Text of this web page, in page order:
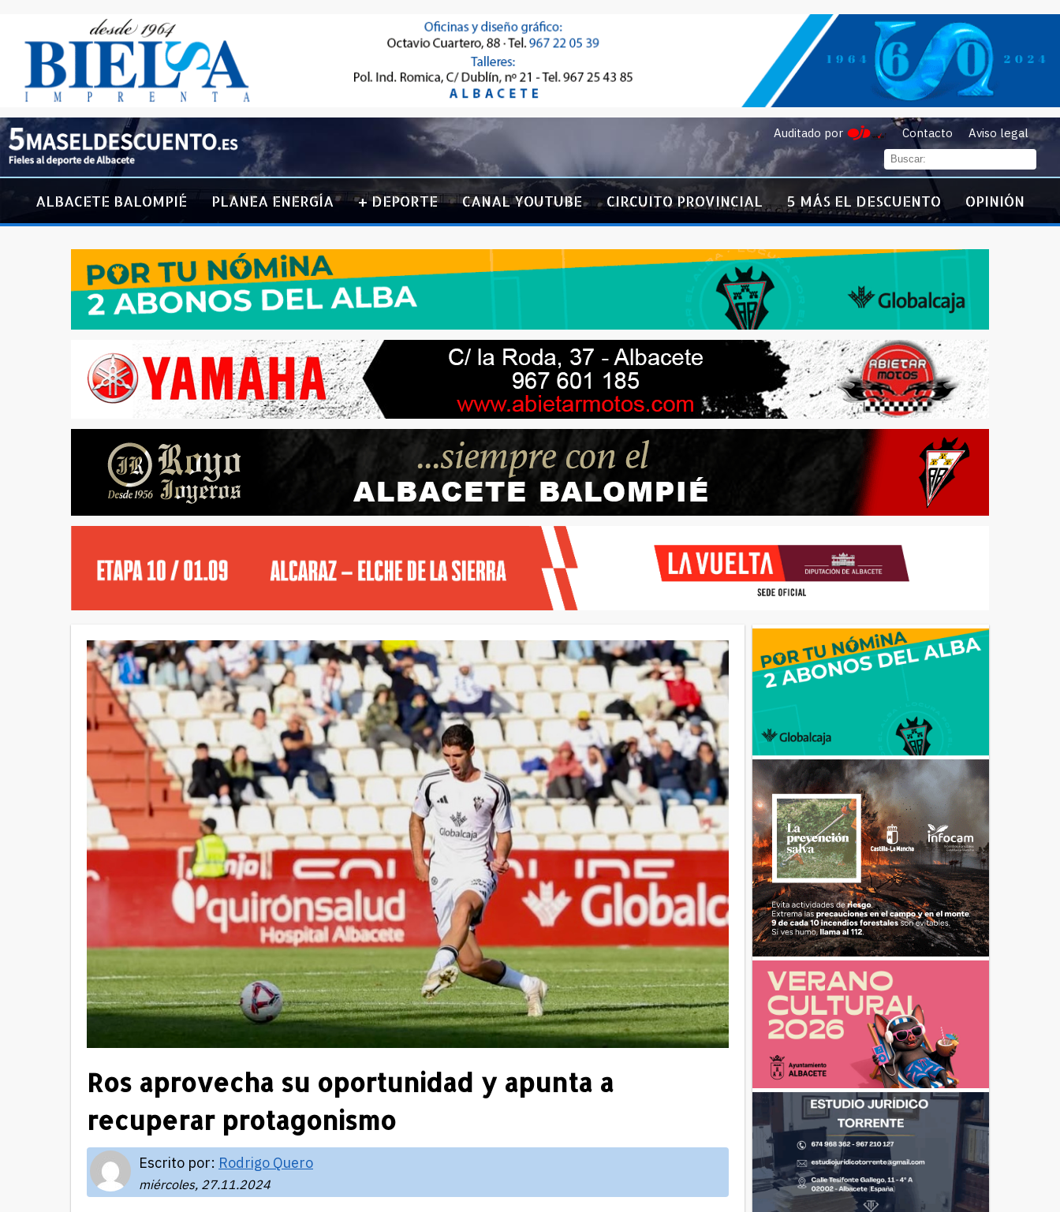
Auditado por Contacto Aviso legal
ALBACETE BALOMPIÉ PLANEA ENERGÍA + DEPORTE CANAL YOUTUBE CIRCUITO PROVINCIAL 5 MÁS EL DESCUENTO OPINIÓN
Ros aprovecha su oportunidad y apunta a
recuperar protagonismo
Escrito por: Rodrigo Quero
miércoles, 27.11.2024